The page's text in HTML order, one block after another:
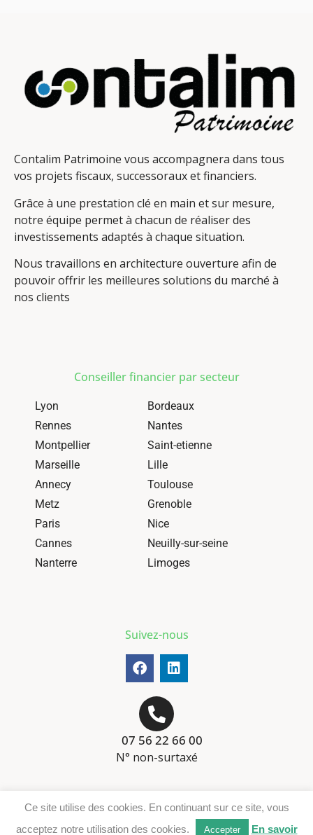
Contalim Patrimoine vous accompagnera dans tous
vos projets fiscaux, successoraux et financiers.
Grâce à une prestation clé en main et sur mesure,
notre équipe permet à chacun de réaliser des
investissements adaptés à chaque situation.
Nous travaillons en architecture ouverture afin de
pouvoir offrir les meilleures solutions du marché à
nos clients
Conseiller financier par secteur
Lyon
Bordeaux
Rennes
Nantes
Montpellier
Saint-etienne
Marseille
Lille
Annecy
Toulouse
Metz
Grenoble
Paris
Nice
Cannes
Neuilly-sur-seine
Nanterre
Limoges
Suivez-nous
07 56 22 66 00
N° non-surtaxé
Téléchargement DER
Ce site utilise des cookies. En continuant sur ce site, vous
acceptez notre utilisation des cookies.
Accepter En savoir